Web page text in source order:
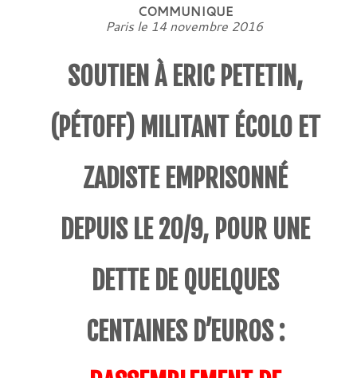
COMMUNIQUE
Paris le 14 novembre 2016
SOUTIEN À ERIC PETETIN,
(PÉTOFF) MILITANT ÉCOLO ET
ZADISTE EMPRISONNÉ
DEPUIS LE 20/9, POUR UNE
DETTE DE QUELQUES
CENTAINES D’EUROS :